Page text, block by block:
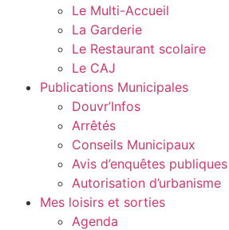
Le Multi-Accueil
La Garderie
Le Restaurant scolaire
Le CAJ
Publications Municipales
Douvr’Infos
Arrêtés
Conseils Municipaux
Avis d’enquêtes publiques
Autorisation d’urbanisme
Mes loisirs et sorties
Agenda